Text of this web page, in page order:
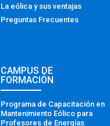
La eólica y sus ventajas
Preguntas Frecuentes
CAMPUS DE
FORMACIÓN
Programa de Capacitación en
Mantenimiento Eólico para
Profesores de Energías